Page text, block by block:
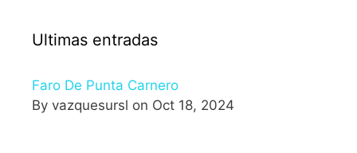
Ultimas entradas
Faro De Punta Carnero
By vazquesursl on Oct 18, 2024